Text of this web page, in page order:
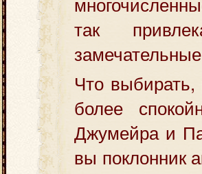
так
Что
более
Джумейра и
вы поклонник